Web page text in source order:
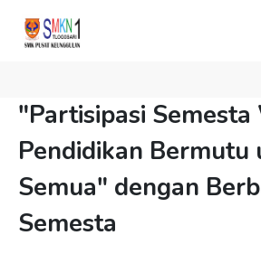
"Partisipasi
Pendidikan Bermutu
Semua" dengan
Semesta